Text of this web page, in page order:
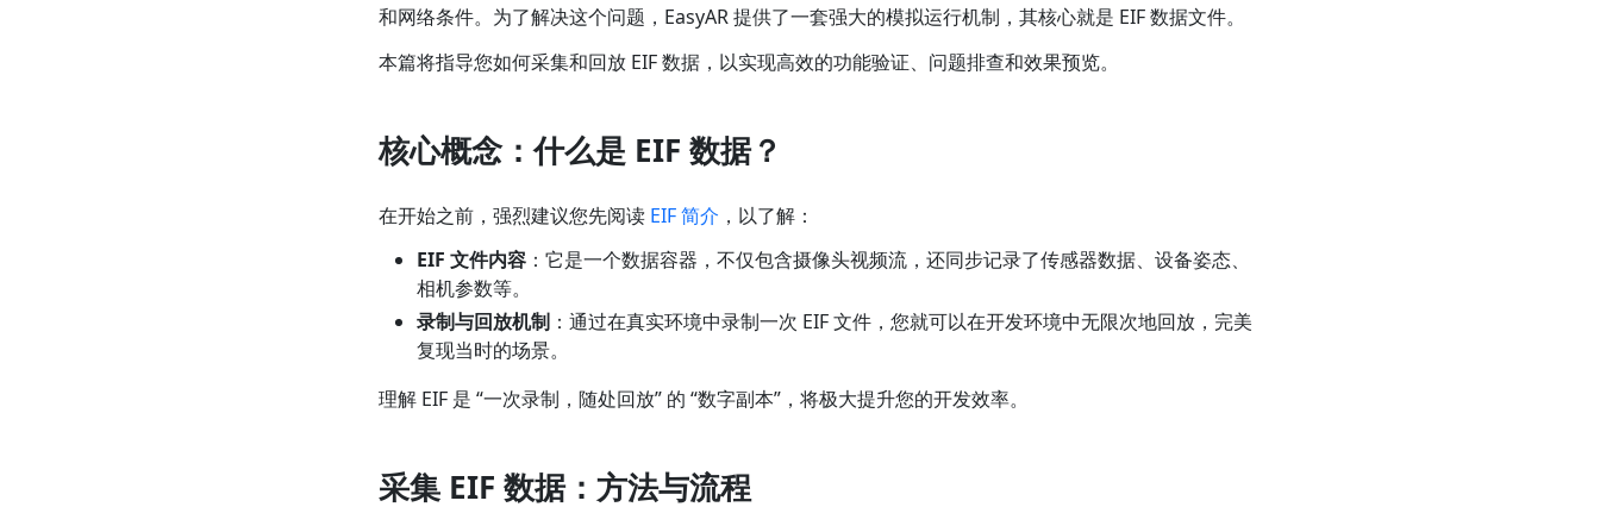
和网络条件。为了解决这个问题，EasyAR 提供了一套强大的模拟运行机制，其核心就是 EIF 数据文件。
本篇将指导您如何采集和回放 EIF 数据，以实现高效的功能验证、问题排查和效果预览。
核心概念：什么是 EIF 数据？
在开始之前，强烈建议您先阅读 EIF 简介 ，以了解：
EIF 文件内容：它是一个数据容器，不仅包含摄像头视频流，还同步记录了传感器数据、设备姿态、
相机参数等。
录制与回放机制：通过在真实环境中录制一次 EIF 文件，您就可以在开发环境中无限次地回放，完美
复现当时的场景。
理解 EIF 是 “一次录制，随处回放” 的 “数字副本”，将极大提升您的开发效率。
采集 EIF 数据：方法与流程